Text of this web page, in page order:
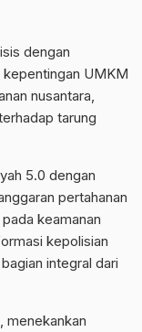
dengan
UMKM
nusantara,
tarung
5.0 dengan
pertahanan
keamanan
kepolisian
integral dari
menekankan